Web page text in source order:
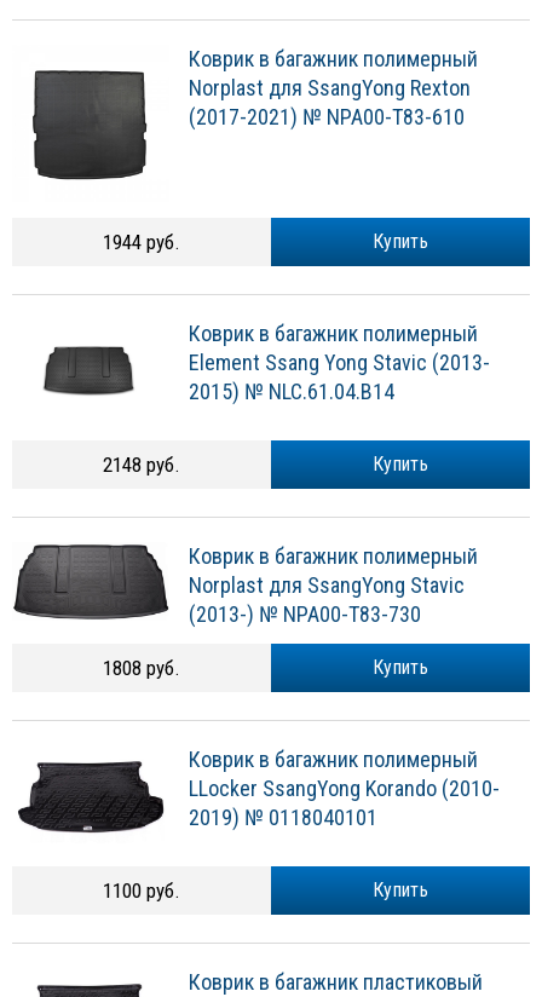
Коврик в багажник полимерный
Norplast для SsangYong Rexton
(2017-2021) № NPA00-T83-610
Купить
1944 руб.
Коврик в багажник полимерный
Element Ssang Yong Stavic (2013-
2015) № NLC.61.04.B14
Купить
2148 руб.
Коврик в багажник полимерный
Norplast для SsangYong Stavic
(2013-) № NPA00-T83-730
Купить
1808 руб.
Коврик в багажник полимерный
LLocker SsangYong Korando (2010-
2019) № 0118040101
Купить
1100 руб.
Коврик в багажник пластиковый